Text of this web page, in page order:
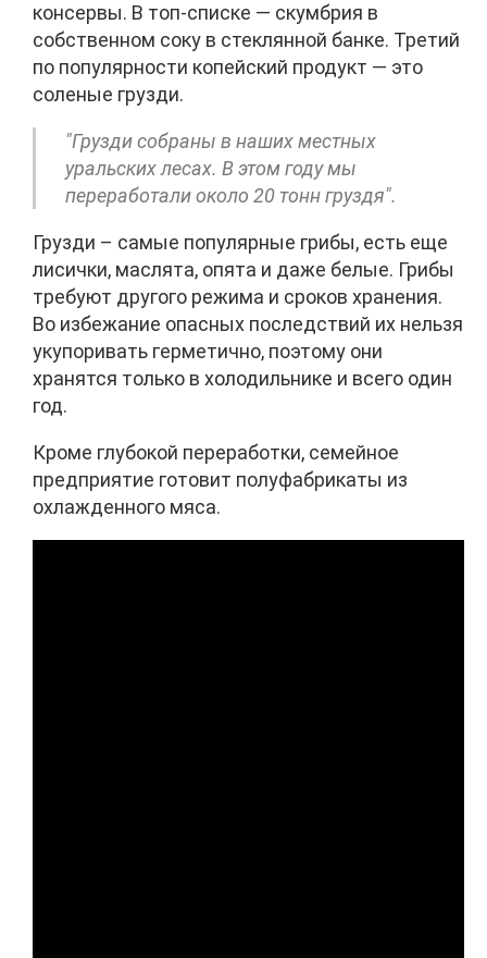
консервы. В топ-списке — скумбрия в
собственном соку в стеклянной банке. Третий
по популярности копейский продукт — это
соленые грузди.
"Грузди собраны в наших местных
уральских лесах. В этом году мы
переработали около 20 тонн груздя".
Грузди – самые популярные грибы, есть еще
лисички, маслята, опята и даже белые. Грибы
требуют другого режима и сроков хранения.
Во избежание опасных последствий их нельзя
укупоривать герметично, поэтому они
хранятся только в холодильнике и всего один
год.
Кроме глубокой переработки, семейное
предприятие готовит полуфабрикаты из
охлажденного мяса.